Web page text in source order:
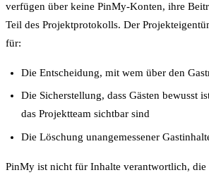
verfügen über keine PinMy-Konten, ihre
Teil des Projektprotokolls. Der
für:
Die Entscheidung, mit wem über den
Die Sicherstellung, dass Gästen bewusst
das Projektteam sichtbar sind
Die Löschung unangemessener
PinMy ist nicht für Inhalte verantwortlich, die